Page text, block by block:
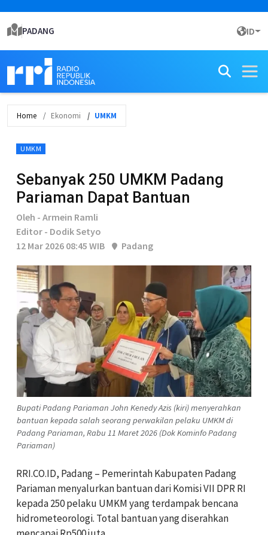
PADANG ID
Home Ekonomi UMKM
UMKM
Sebanyak 250 UMKM Padang
Pariaman Dapat Bantuan
Oleh - Armein Ramli
Editor - Dodik Setyo
12 Mar 2026 08:45 WIB
Padang
Bupati Padang Pariaman John Kenedy Azis (kiri) menyerahkan
bantuan kepada salah seorang perwakilan pelaku UMKM di
Padang Pariaman, Rabu 11 Maret 2026 (Dok Kominfo Padang
Pariaman)
RRI.CO.ID, Padang – Pemerintah Kabupaten Padang
Pariaman menyalurkan bantuan dari Komisi VII DPR RI
kepada 250 pelaku UMKM yang terdampak bencana
hidrometeorologi. Total bantuan yang diserahkan